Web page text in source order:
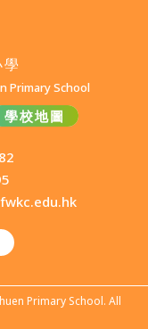
Primary School
學校地圖
Primary School. All